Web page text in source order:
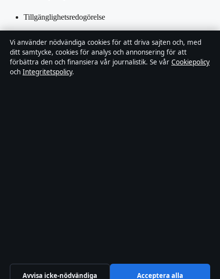
Tillgänglighetsredogörelse
Integritetspolicy
Kändisar & integritet
Vi använder nödvändiga cookies för att driva sajten och, med
ditt samtycke, cookies för analys och annonsering för att
förbättra den och finansiera vår journalistik. Se vår Cookiepolicy
och Integritetspolicy.
Avvisa icke-nödvändiga Acceptera alla